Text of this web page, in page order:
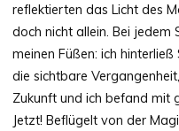
reflektierten das Licht des
doch nicht allein. Bei jedem
meinen Füßen: ich
die sichtbare
Zukunft und ich befand mit
Jetzt! Beflügelt von der